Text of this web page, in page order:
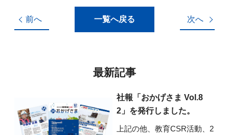
前へ 一覧へ戻る 次へ
最新記事
社報「おかげさま Vol.8
2」を発行しました。
上記の他、教育CSR活動、2